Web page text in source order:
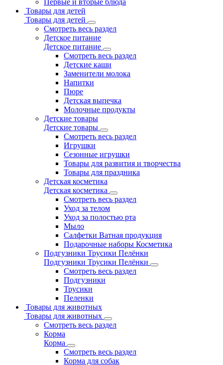
Первые и вторые блюда
Товары для детей
Товары для детей
Смотреть весь раздел
Детское питание
Детское питание
Смотреть весь раздел
Детские каши
Заменители молока
Напитки
Пюре
Детская выпечка
Молочные продукты
Детские товары
Детские товары
Смотреть весь раздел
Игрушки
Сезонные игрушки
Товары для развития и творчества
Товары для праздника
Детская косметика
Детская косметика
Смотреть весь раздел
Уход за телом
Уход за полостью рта
Мыло
Салфетки Ватная продукция
Подарочные наборы Косметика
Подгузники Трусики Пелёнки
Подгузники Трусики Пелёнки
Смотреть весь раздел
Подгузники
Трусики
Пеленки
Товары для животных
Товары для животных
Смотреть весь раздел
Корма
Корма
Смотреть весь раздел
Корма для собак